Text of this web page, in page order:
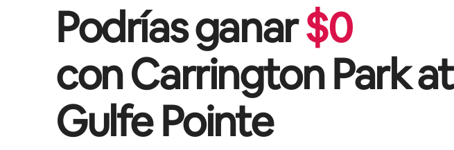
Podrías ganar$0
conCarrington Park at
Gulfe Pointe